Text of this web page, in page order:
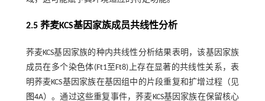
2.5 荞麦KCS基因家族成员共线性分析
荞麦KCS基因家族的种内共线性分析结果表明，该基因家族
成员在多个染色体(Ft1至Ft8)上存在显著的共线性关系，表
明荞麦KCS基因家族在基因组中的片段重复和扩增过程（见
图4A）。通过这些重复事件，荞麦KCS基因家族在保留核心